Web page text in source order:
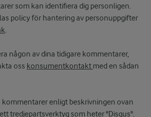
som kan identifiera dig personligen.
policy för hantering av personuppgifter
.
någon av dina tidigare kommentarer,
oss konsumentkontakt med en sådan
kommentarer enligt beskrivningen ovan
tredjepartsverktyg som heter "Disqus".